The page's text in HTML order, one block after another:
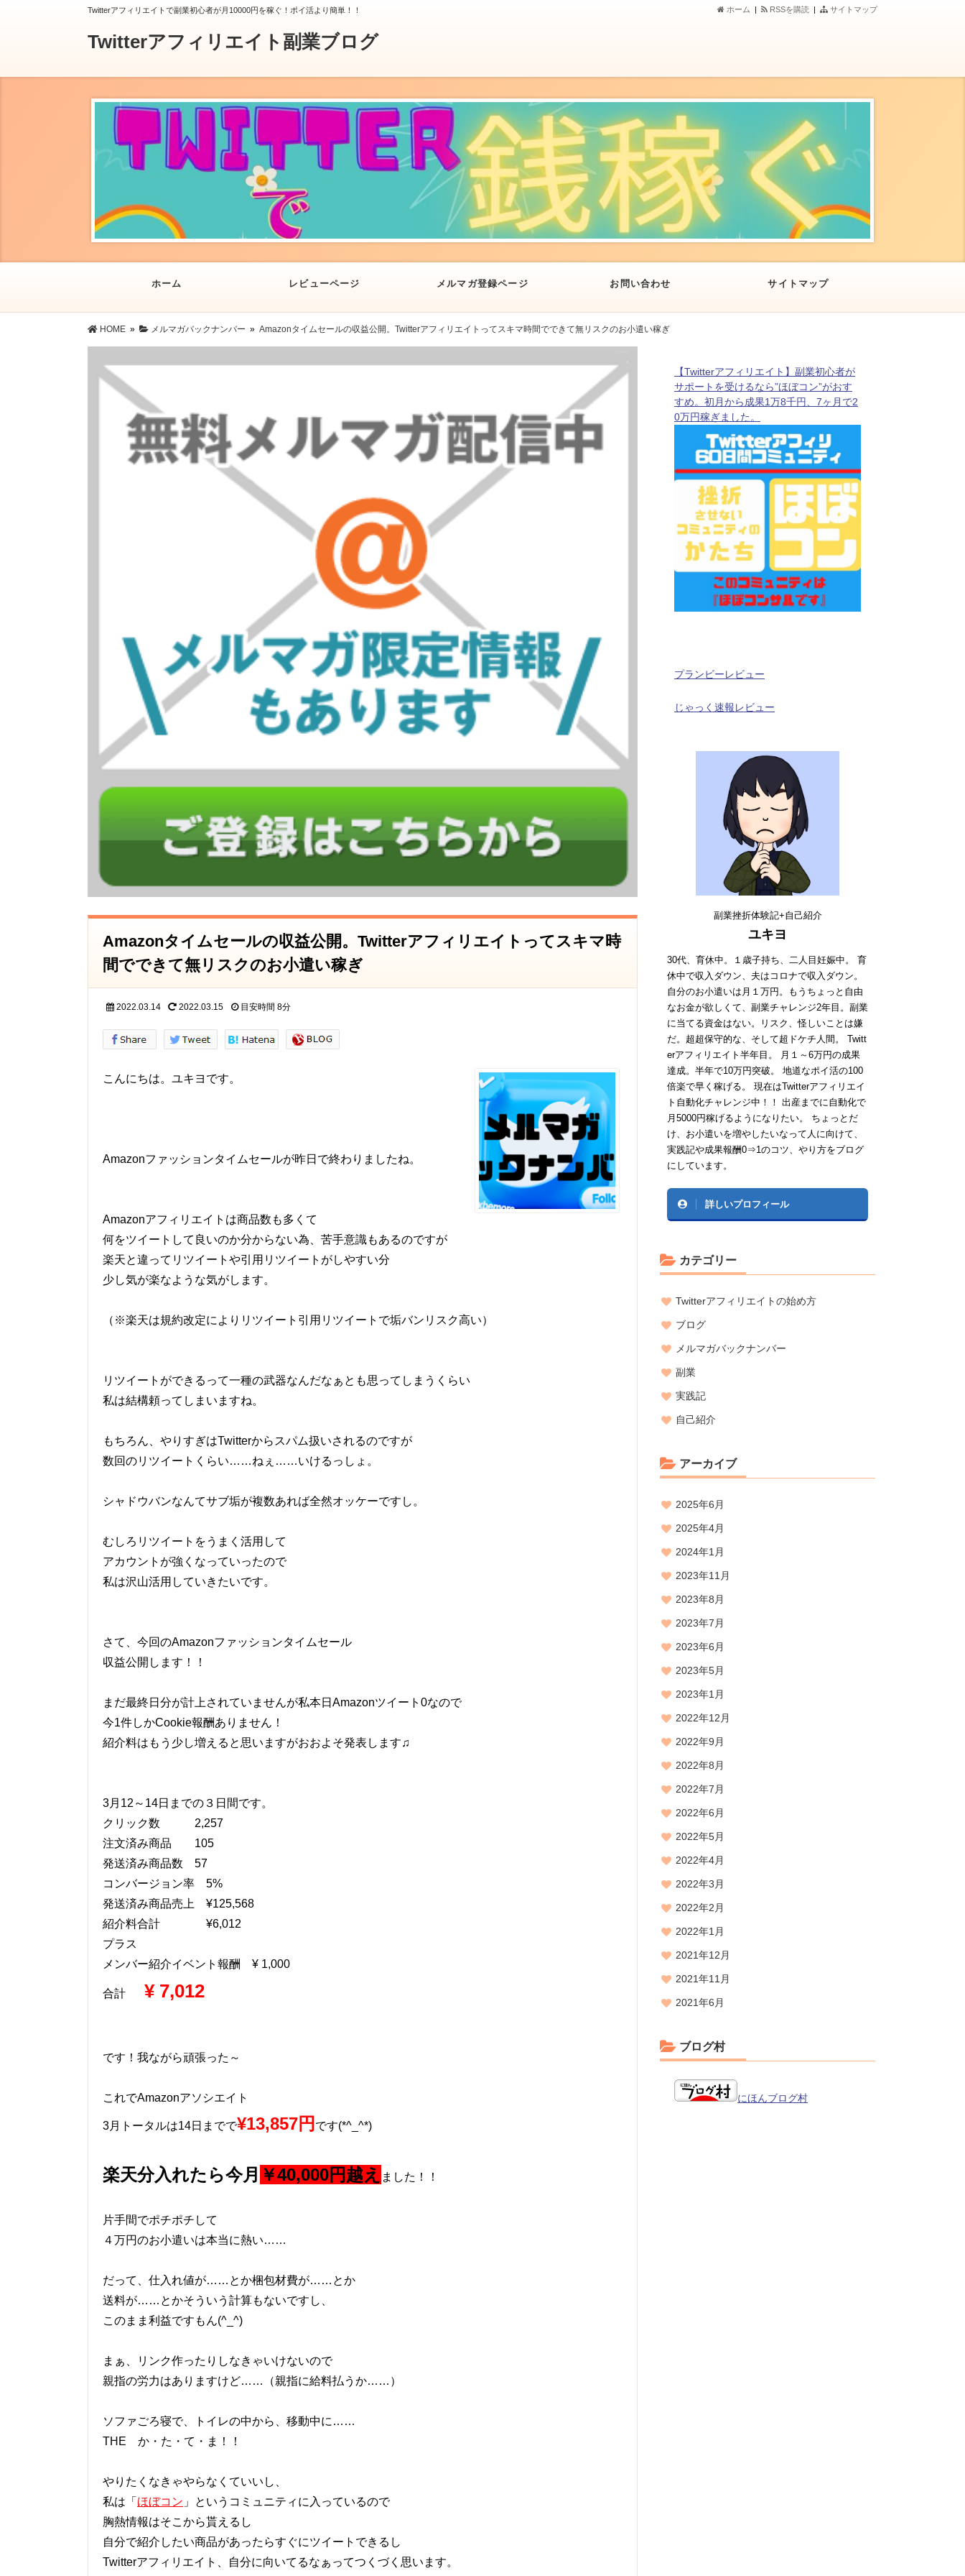
Twitterアフィリエイトで副業初心者が月10000円を稼ぐ！ポイ活より簡単！！ サイトマップ
RSSを購読 |
ホーム |
Twitterアフィリエイト副業ブログ
ホーム レビューページ メルマガ登録ページ お問い合わせ サイトマップ
HOME » メルマガバックナンバー » Amazonタイムセールの収益公開。Twitterアフィリエイトってスキマ時間でできて無リスクのお小遣い稼ぎ
Amazonタイムセールの収益公開。Twitterアフィリエイトってスキマ時
間でできて無リスクのお小遣い稼ぎ
2022.03.14 2022.03.15 目安時間 8分
こんにちは。ユキヨです。
Amazonファッションタイムセールが昨日で終わりましたね。
Amazonアフィリエイトは商品数も多くて
何をツイートして良いのか分からない為、苦手意識もあるのですが
楽天と違ってリツイートや引用リツイートがしやすい分
少し気が楽なような気がします。
（※楽天は規約改定によりリツイート引用リツイートで垢バンリスク高い）
リツイートができるって一種の武器なんだなぁとも思ってしまうくらい
私は結構頼ってしまいますね。
もちろん、やりすぎはTwitterからスパム扱いされるのですが
数回のリツイートくらい……ねぇ……いけるっしょ。
シャドウバンなんてサブ垢が複数あれば全然オッケーですし。
むしろリツイートをうまく活用して
アカウントが強くなっていったので
私は沢山活用していきたいです。
さて、今回のAmazonファッションタイムセール
収益公開します！！
まだ最終日分が計上されていませんが私本日Amazonツイート0なので
今1件しかCookie報酬ありません！
紹介料はもう少し増えると思いますがおおよそ発表します♫
3月12～14日までの３日間です。
クリック数 2,257
注文済み商品 105
発送済み商品数 57
コンバージョン率 5%
発送済み商品売上 ¥125,568
紹介料合計 ¥6,012
プラス
メンバー紹介イベント報酬 ¥ 1,000
合計 ¥ 7,012
です！我ながら頑張った～
これでAmazonアソシエイト
3月トータルは14日までで¥13,857円 です(*^_^*)
楽天分入れたら今月 ￥40,000円越え ました！！
片手間でポチポチして
４万円のお小遣いは本当に熱い……
だって、仕入れ値が……とか梱包材費が……とか
送料が……とかそういう計算もないですし、
このまま利益ですもん(^_^)
まぁ、リンク作ったりしなきゃいけないので
親指の労力はありますけど……（親指に給料払うか……）
ソファごろ寝で、トイレの中から、移動中に……
THE か・た・て・ま！！
やりたくなきゃやらなくていいし、
私は「 ほぼコン 」というコミュニティに入っているので
胸熱情報はそこから貰えるし
自分で紹介したい商品があったらすぐにツイートできるし
Twitterアフィリエイト、自分に向いてるなぁってつくづく思います。
【Twitterアフィリエイト】副業初心者が
サポートを受けるなら”ほぼコン”がおす
すめ。初月から成果1万8千円、7ヶ月で2
0万円稼ぎました。
プランビーレビュー
じゃっく速報レビュー
副業挫折体験記+自己紹介
ユキヨ
30代、育休中。１歳子持ち、二人目妊娠中。 育
休中で収入ダウン、夫はコロナで収入ダウン。
自分のお小遣いは月１万円。もうちょっと自由
なお金が欲しくて、副業チャレンジ2年目。副業
に当てる資金はない。リスク、怪しいことは嫌
だ。超超保守的な、そして超ドケチ人間。 Twitt
erアフィリエイト半年目。 月１～6万円の成果
達成。半年で10万円突破。 地道なポイ活の100
倍楽で早く稼げる。 現在はTwitterアフィリエイ
ト自動化チャレンジ中！！ 出産までに自動化で
月5000円稼げるようになりたい。 ちょっとだ
け、お小遣いを増やしたいなって人に向けて、
実践記や成果報酬0⇒1のコツ、やり方をブログ
にしています。
詳しいプロフィール
カテゴリー
Twitterアフィリエイトの始め方
ブログ
メルマガバックナンバー
副業
実践記
自己紹介
アーカイブ
2025年6月
2025年4月
2024年1月
2023年11月
2023年8月
2023年7月
2023年6月
2023年5月
2023年1月
2022年12月
2022年9月
2022年8月
2022年7月
2022年6月
2022年5月
2022年4月
2022年3月
2022年2月
2022年1月
2021年12月
2021年11月
2021年6月
ブログ村
にほんブログ村